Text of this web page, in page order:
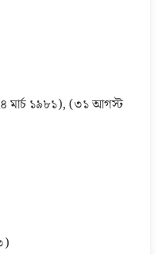
মার্চ ১৯৮১), (৩১ আগস্ট